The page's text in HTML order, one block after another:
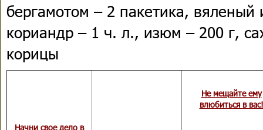
бергамотом – 2 пакетика,
кориандр – 1 ч. л., изюм – 200 г,
корицы
Начни свое дело в
Не мещайте ему
влюбиться в вас!